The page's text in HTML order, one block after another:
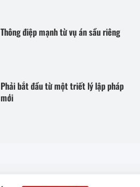
Thông điệp mạnh từ vụ án sầu riêng
Phải bắt đầu từ một triết lý lập pháp
mới